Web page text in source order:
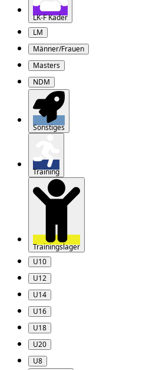
LK-F Kader
LM
Männer/Frauen
Masters
NDM
Sonstiges
Training
Trainingslager
U10
U12
U14
U16
U18
U20
U8